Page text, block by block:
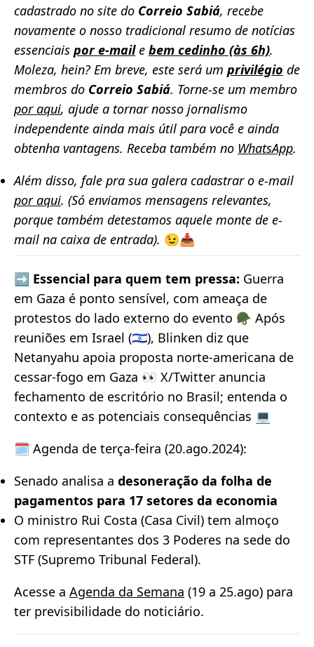
cadastrado no site do Correio Sabiá, recebe
novamente o nosso tradicional resumo de notícias
essenciais por e-mail e bem cedinho (às 6h).
Moleza, hein? Em breve, este será um privilégio de
membros do Correio Sabiá. Torne-se um membro
por aqui, ajude a tornar nosso jornalismo
independente ainda mais útil para você e ainda
obtenha vantagens. Receba também no WhatsApp.
Além disso, fale pra sua galera cadastrar o e-mail
por aqui. (Só enviamos mensagens relevantes,
porque também detestamos aquele monte de e-
mail na caixa de entrada). 😉📥
➡️ Essencial para quem tem pressa: Guerra
em Gaza é ponto sensível, com ameaça de
protestos do lado externo do evento 🪖 Após
reuniões em Israel (🇮🇱), Blinken diz que
Netanyahu apoia proposta norte-americana de
cessar-fogo em Gaza 👀 X/Twitter anuncia
fechamento de escritório no Brasil; entenda o
contexto e as potenciais consequências 💻
🗓️ Agenda de terça-feira (20.ago.2024):
Senado analisa a desoneração da folha de
pagamentos para 17 setores da economia
O ministro Rui Costa (Casa Civil) tem almoço
com representantes dos 3 Poderes na sede do
STF (Supremo Tribunal Federal).
Acesse a Agenda da Semana (19 a 25.ago) para
ter previsibilidade do noticiário.